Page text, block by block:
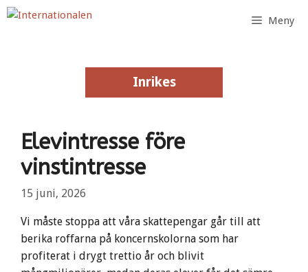
Hoppa
Meny
Inrikes
Inrikes
Elevintresse före
vinstintresse
15 juni, 2026
Vi måste stoppa att våra skattepengar går till att
berika roffarna på koncernskolorna som har
profiterat i drygt trettio år och blivit